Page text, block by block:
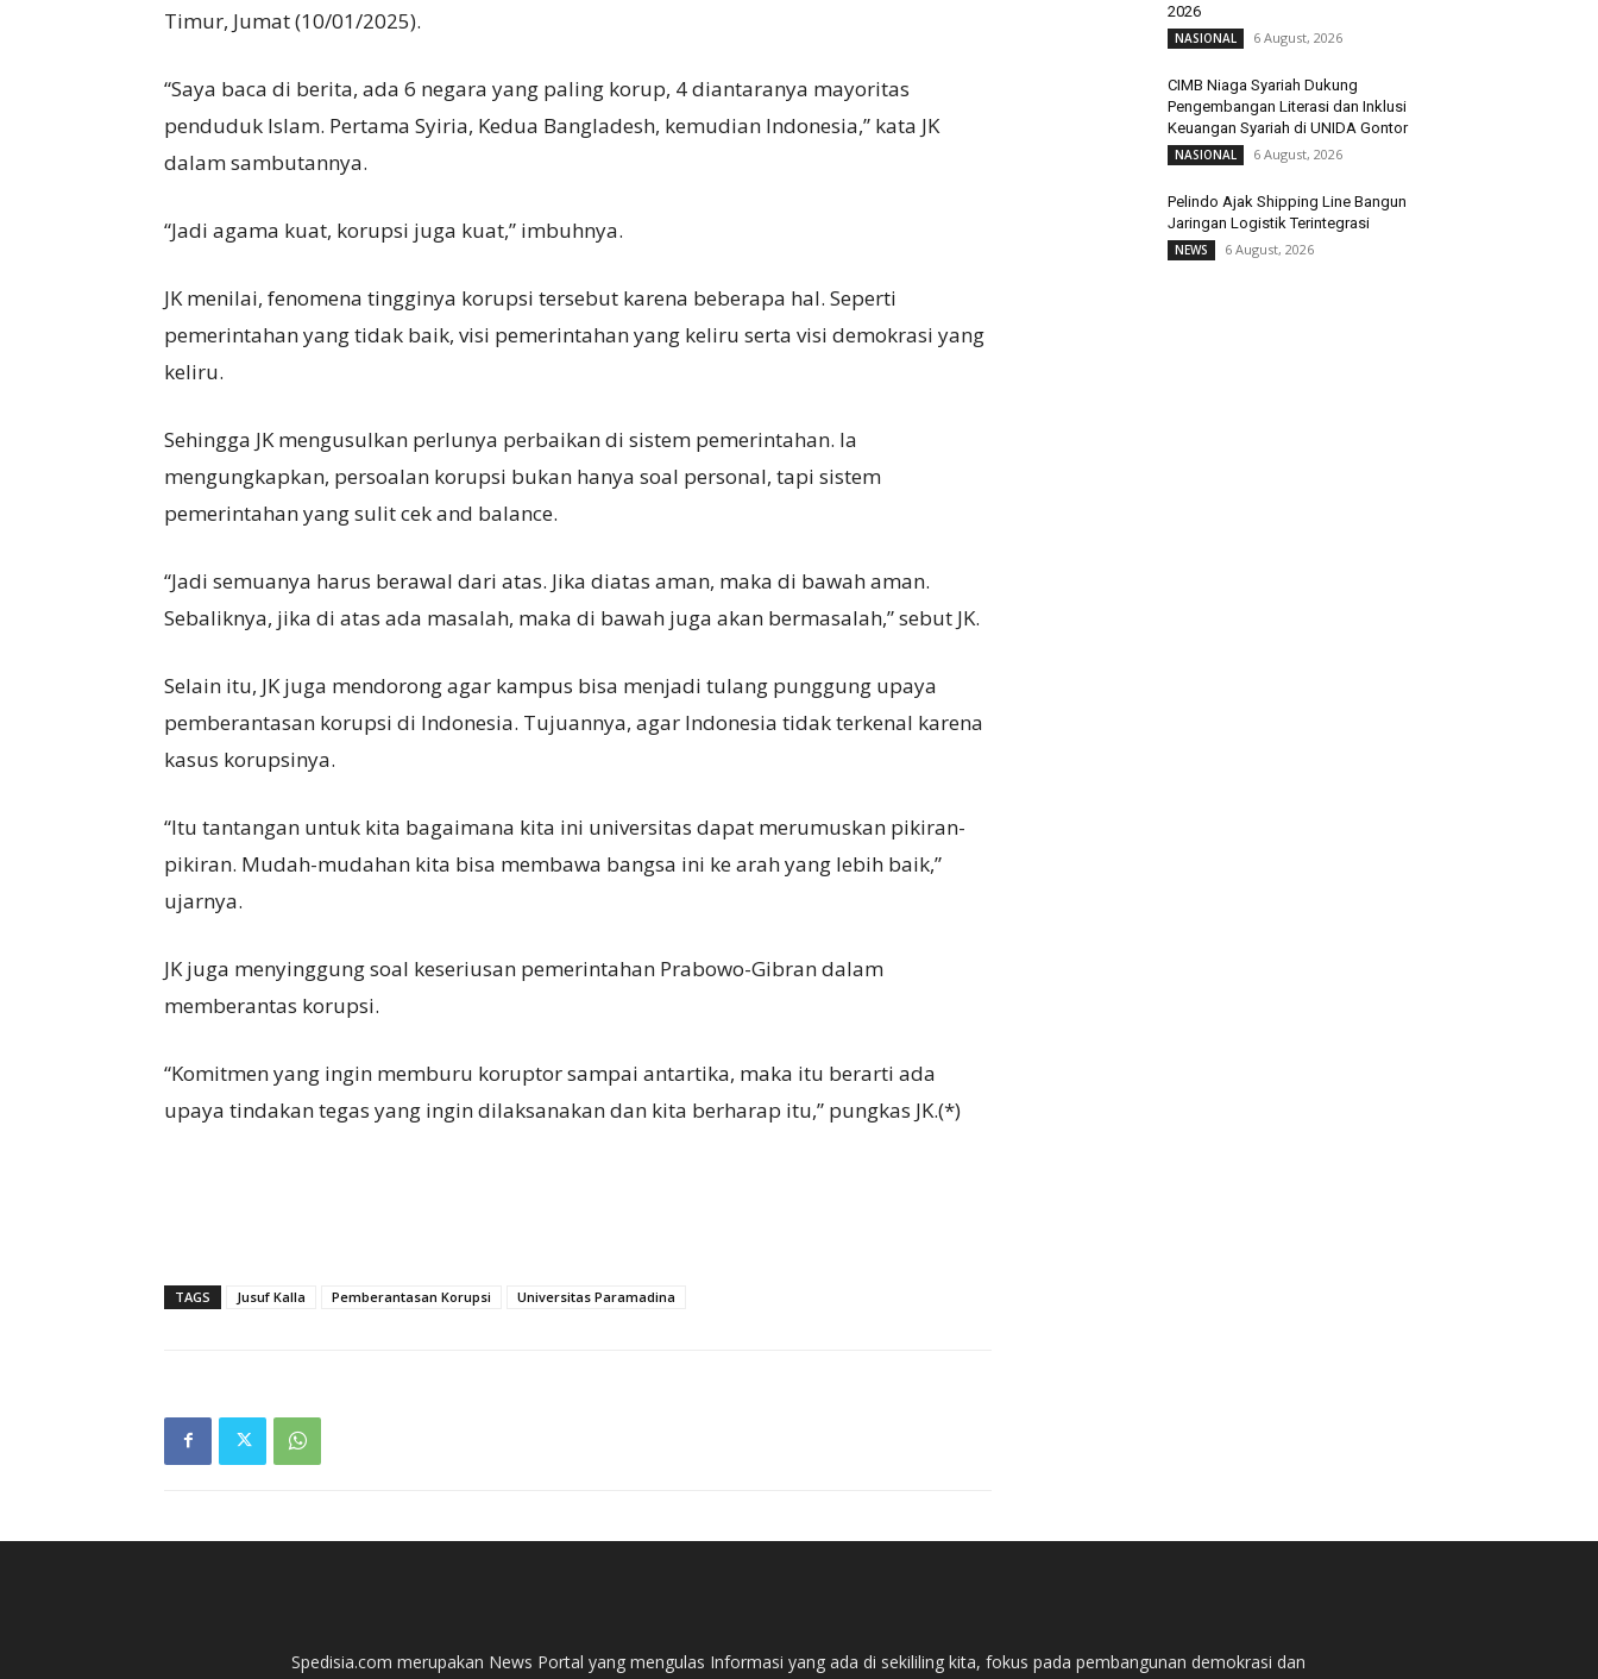
Timur, Jumat (10/01/2025).
“Saya baca di berita, ada 6 negara yang paling korup, 4 diantaranya mayoritas
penduduk Islam. Pertama Syiria, Kedua Bangladesh, kemudian Indonesia,” kata JK
dalam sambutannya.
“Jadi agama kuat, korupsi juga kuat,” imbuhnya.
JK menilai, fenomena tingginya korupsi tersebut karena beberapa hal. Seperti
pemerintahan yang tidak baik, visi pemerintahan yang keliru serta visi demokrasi yang
keliru.
Sehingga JK mengusulkan perlunya perbaikan di sistem pemerintahan. Ia
mengungkapkan, persoalan korupsi bukan hanya soal personal, tapi sistem
pemerintahan yang sulit cek and balance.
“Jadi semuanya harus berawal dari atas. Jika diatas aman, maka di bawah aman.
Sebaliknya, jika di atas ada masalah, maka di bawah juga akan bermasalah,” sebut JK.
Selain itu, JK juga mendorong agar kampus bisa menjadi tulang punggung upaya
pemberantasan korupsi di Indonesia. Tujuannya, agar Indonesia tidak terkenal karena
kasus korupsinya.
“Itu tantangan untuk kita bagaimana kita ini universitas dapat merumuskan pikiran-
pikiran. Mudah-mudahan kita bisa membawa bangsa ini ke arah yang lebih baik,”
ujarnya.
JK juga menyinggung soal keseriusan pemerintahan Prabowo-Gibran dalam
memberantas korupsi.
“Komitmen yang ingin memburu koruptor sampai antartika, maka itu berarti ada
upaya tindakan tegas yang ingin dilaksanakan dan kita berharap itu,” pungkas JK.(*)
TAGS Jusuf Kalla Pemberantasan Korupsi Universitas Paramadina
2026
NASIONAL 6 August, 2026
CIMB Niaga Syariah Dukung
Pengembangan Literasi dan Inklusi
Keuangan Syariah di UNIDA Gontor
NASIONAL 6 August, 2026
Pelindo Ajak Shipping Line Bangun
Jaringan Logistik Terintegrasi
NEWS 6 August, 2026
Spedisia.com merupakan News Portal yang mengulas Informasi yang ada di sekililing kita, fokus pada pembangunan demokrasi dan